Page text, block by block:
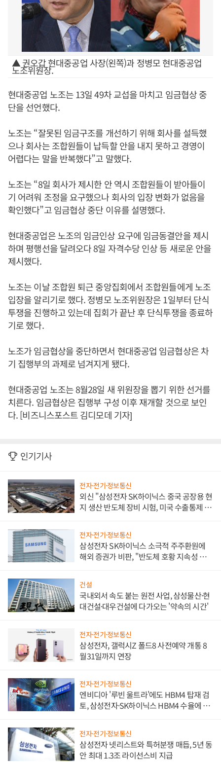
▲ 권오갑 현대중공업 사장(왼쪽)과 정병모 현대중공업
노조위원장.
현대중공업 노조는 13일 49차 교섭을 마치고 임금협상 중
단을 선언했다.
노조는 “잘못된 임금구조를 개선하기 위해 회사를 설득했
으나 회사는 조합원들이 납득할 안을 내지 못하고 경영이
어렵다는 말을 반복했다”고 말했다.
노조는 “8일 회사가 제시한 안 역시 조합원들이 받아들이
기 어려워 조정을 요구했으나 회사의 입장 변화가 없음을
확인했다”고 임금협상 중단 이유를 설명했다.
현대중공업은 노조의 임금인상 요구에 임금동결안을 제시
하며 평행선을 달려오다 8일 자격수당 인상 등 새로운 안을
제시했다.
노조는 이날 조합원 퇴근 중앙집회에서 조합원들에게 노조
입장을 알리기로 했다. 정병모 노조위원장은 1일부터 단식
투쟁을 진행하고 있는데 집회가 끝난 후 단식투쟁을 종료하
기로 했다.
노조가 임금협상을 중단하면서 현대중공업 임금협상은 차
기 집행부의 과제로 넘겨지게 됐다.
현대중공업 노조는 8월28일 새 위원장을 뽑기 위한 선거를
치른다. 임금협상은 집행부 구성 이후 재개할 것으로 보인
다. [비즈니스포스트 김디모데 기자]
인기기사
전자·전기·정보통신
외신 "삼성전자 SK하이닉스 중국 공장용 현
지 생산 반도체 장비 시험, 미국 수출통제 대
전자·전기·정보통신
삼성전자 SK하이닉스 소극적 주주환원에
해외 증권가 비판, "반도체 호황 지속성 의
건설
국내외서 속도 붙는 원전 사업, 삼성물산·현
대건설·대우건설에 다가오는 '약속의 시간'
전자·전기·정보통신
삼성전자, 갤럭시Z 폴드8 사전예약 개통 8
월31일까지 연장
전자·전기·정보통신
엔비디아 '루빈 울트라'에도 HBM4 탑재 검
토, 삼성전자·SK하이닉스 HBM4 수율에 주
전자·전기·정보통신
삼성전자 넷리스트와 특허분쟁 매듭, 5년 동
안 최대 1.3조 라이선스비 지급